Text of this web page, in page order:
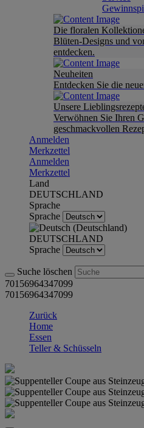
Die floralen
Blüten-Designs und
entdecken.
Neuheiten
Entdecken Sie die
Unsere
Verwöhnen Sie Ihren
geschmackvollen
Anmelden
Merkzettel
Anmelden
Merkzettel
Land
DEUTSCHLAND
Sprache
Sprache
DEUTSCHLAND
Sprache
Suche löschen
70156964347099
70156964347099
Zurück
Home
Essen
Teller & Schüsseln